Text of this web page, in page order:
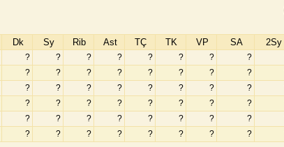
Dk Sy Rib Ast TÇ TK VP SA 2Sy
? ? ? ? ? ? ? ?
? ? ? ? ? ? ? ?
? ? ? ? ? ? ? ?
? ? ? ? ? ? ? ?
? ? ? ? ? ? ? ?
? ? ? ? ? ? ? ?